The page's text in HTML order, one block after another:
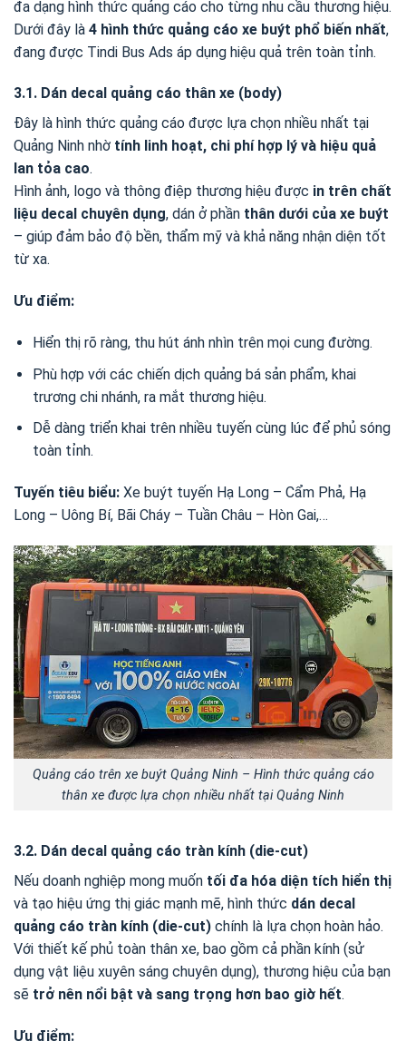
đa dạng hình thức quảng cáo cho từng nhu cầu thương hiệu.
Dưới đây là 4 hình thức quảng cáo xe buýt phổ biến nhất,
đang được Tindi Bus Ads áp dụng hiệu quả trên toàn tỉnh.
3.1. Dán decal quảng cáo thân xe (body)
Đây là hình thức quảng cáo được lựa chọn nhiều nhất tại
Quảng Ninh nhờ tính linh hoạt, chi phí hợp lý và hiệu quả
lan tỏa cao.
Hình ảnh, logo và thông điệp thương hiệu được in trên chất
liệu decal chuyên dụng, dán ở phần thân dưới của xe buýt
– giúp đảm bảo độ bền, thẩm mỹ và khả năng nhận diện tốt
từ xa.
Ưu điểm:
Hiển thị rõ ràng, thu hút ánh nhìn trên mọi cung đường.
Phù hợp với các chiến dịch quảng bá sản phẩm, khai
trương chi nhánh, ra mắt thương hiệu.
Dễ dàng triển khai trên nhiều tuyến cùng lúc để phủ sóng
toàn tỉnh.
Tuyến tiêu biểu: Xe buýt tuyến Hạ Long – Cẩm Phả, Hạ
Long – Uông Bí, Bãi Cháy – Tuần Châu – Hòn Gai,…
Quảng cáo trên xe buýt Quảng Ninh – Hình thức quảng cáo
thân xe được lựa chọn nhiều nhất tại Quảng Ninh
3.2. Dán decal quảng cáo tràn kính (die-cut)
Nếu doanh nghiệp mong muốn tối đa hóa diện tích hiển thị
và tạo hiệu ứng thị giác mạnh mẽ, hình thức dán decal
quảng cáo tràn kính (die-cut) chính là lựa chọn hoàn hảo.
Với thiết kế phủ toàn thân xe, bao gồm cả phần kính (sử
dụng vật liệu xuyên sáng chuyên dụng), thương hiệu của bạn
sẽ trở nên nổi bật và sang trọng hơn bao giờ hết.
Ưu điểm: